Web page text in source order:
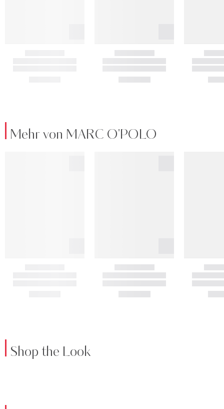
Mehr von MARC O'POLO
Shop the Look